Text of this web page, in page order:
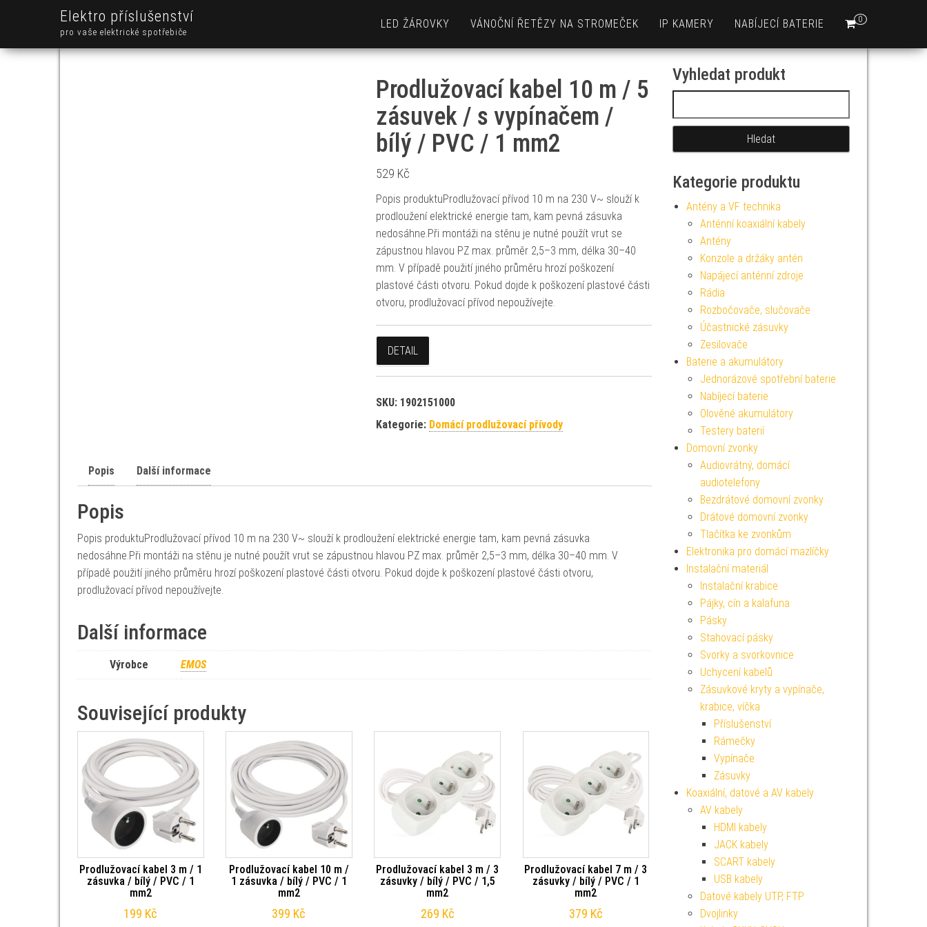
Elektro příslušenství
pro vaše elektrické spotřebiče
0
LED ŽÁROVKY VÁNOČNÍ ŘETĚZY NA STROMEČEK IP KAMERY NABÍJECÍ BATERIE
Prodlužovací kabel 10 m / 5
zásuvek / s vypínačem /
bílý / PVC / 1 mm2
529 Kč
Popis produktuProdlužovací přívod 10 m na 230 V~ slouží k
prodloužení elektrické energie tam, kam pevná zásuvka
nedosáhne.Při montáži na stěnu je nutné použít vrut se
zápustnou hlavou PZ max. průměr 2,5–3 mm, délka 30–40
mm. V případě použití jiného průměru hrozí poškození
plastové části otvoru. Pokud dojde k poškození plastové části
otvoru, prodlužovací přívod nepoužívejte.
DETAIL
SKU: 1902151000
Kategorie: Domácí prodlužovací přívody
Popis Další informace
Popis
Popis produktuProdlužovací přívod 10 m na 230 V~ slouží k prodloužení elektrické energie tam, kam pevná zásuvka
nedosáhne.Při montáži na stěnu je nutné použít vrut se zápustnou hlavou PZ max. průměr 2,5–3 mm, délka 30–40 mm. V
případě použití jiného průměru hrozí poškození plastové části otvoru. Pokud dojde k poškození plastové části otvoru,
prodlužovací přívod nepoužívejte.
Další informace
Výrobce EMOS
Související produkty
Prodlužovací kabel 3 m / 1
zásuvka / bílý / PVC / 1
mm2
199 Kč
Prodlužovací kabel 10 m /
1 zásuvka / bílý / PVC / 1
mm2
399 Kč
Prodlužovací kabel 3 m / 3
zásuvky / bílý / PVC / 1,5
mm2
269 Kč
Prodlužovací kabel 7 m / 3
zásuvky / bílý / PVC / 1
mm2
379 Kč
Vyhledat produkt
Kategorie produktu
Antény a VF technika
Anténní koaxiální kabely
Antény
Konzole a držáky antén
Napájecí anténní zdroje
Rádia
Rozbočovače, slučovače
Účastnické zásuvky
Zesilovače
Baterie a akumulátory
Jednorázové spotřební baterie
Nabíjecí baterie
Olověné akumulátory
Testery baterií
Domovní zvonky
Audiovrátný, domácí
audiotelefony
Bezdrátové domovní zvonky
Drátové domovní zvonky
Tlačítka ke zvonkům
Elektronika pro domácí mazlíčky
Instalační materiál
Instalační krabice
Pájky, cín a kalafuna
Pásky
Stahovací pásky
Svorky a svorkovnice
Uchycení kabelů
Zásuvkové kryty a vypínače,
krabice, víčka
Příslušenství
Rámečky
Vypínače
Zásuvky
Koaxiální, datové a AV kabely
AV kabely
HDMI kabely
JACK kabely
SCART kabely
USB kabely
Datové kabely UTP, FTP
Dvojlinky